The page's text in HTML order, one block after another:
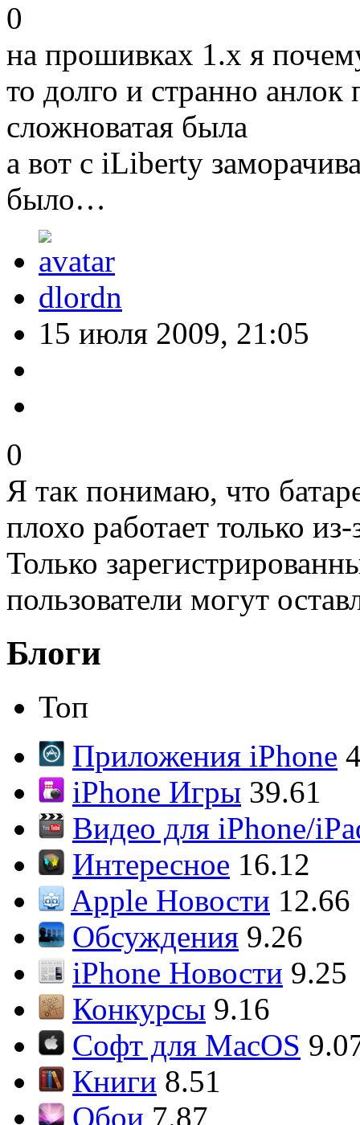
0
на прошивках 1.х я
то долго и странно анлок
сложноватая была
а вот с iLiberty
было…
dlordn
15 июля 2009, 21:05
0
Я так понимаю, что
плохо работает только
Только
пользователи могут
Блоги
Топ
Приложения iPhone
iPhone Игры 39.61
Видео для iPhone/
Интересное 16.12
Apple Новости 12.66
Обсуждения 9.26
iPhone Новости 9.25
Конкурсы 9.16
Софт для MacOS
Книги 8.51
Обои 7.87